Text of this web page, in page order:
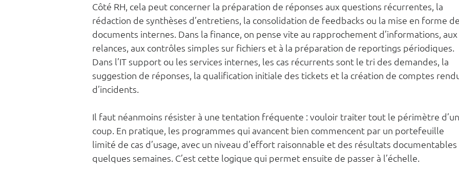
Côté RH, cela peut concerner la préparation de réponses aux questions récurrentes, la
rédaction de synthèses d’entretiens, la consolidation de feedbacks ou la mise en forme de
documents internes. Dans la finance, on pense vite au rapprochement d’informations, aux
relances, aux contrôles simples sur fichiers et à la préparation de reportings périodiques.
Dans l’IT support ou les services internes, les cas récurrents sont le tri des demandes, la
suggestion de réponses, la qualification initiale des tickets et la création de comptes
d’incidents.
Il faut néanmoins résister à une tentation fréquente : vouloir traiter tout le périmètre d’un
coup. En pratique, les programmes qui avancent bien commencent par un portefeuille
limité de cas d’usage, avec un niveau d’effort raisonnable et des résultats documentables
quelques semaines. C’est cette logique qui permet ensuite de passer à l’échelle.